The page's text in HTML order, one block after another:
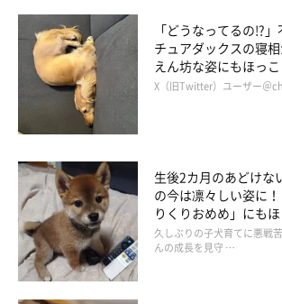
仲良しなつきひちゃん、先住犬・あのんちゃん。2頭
「尊い」と飼い主さん。
@mooko4575
飼い主さん家族のもとで現在もスクスクと成長
「どうなってるの!?
チュアダックスの寝
えん坊な姿にもほっこ
X（旧Twitter）ユーザー＠
生後2カ月のあどけ
の今は凛々しい姿に
りくりおめめ」にも
久しぶりの子犬育てに悪戦
んの成長を見守 …